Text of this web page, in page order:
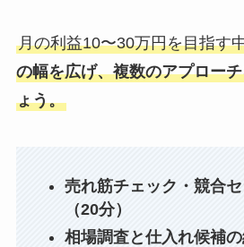
月の利益10〜30万円を目指す
の幅を広げ、複数のアプロー
ょう。
売れ筋チェック・競合
（20分）
相場調査と仕入れ候補